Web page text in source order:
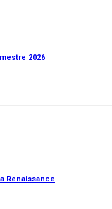
2026
Renaissance